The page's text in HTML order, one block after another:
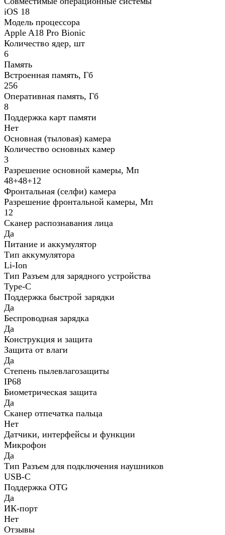
iOS 18
Модель процессора
Apple A18 Pro Bionic
Количество ядер, шт
6
Память
Встроенная память, Гб
256
Оперативная память, Гб
8
Поддержка карт памяти
Нет
Основная (тыловая) камера
Количество основных камер
3
Разрешение основной камеры, Мп
48+48+12
Фронтальная (селфи) камера
Разрешение фронтальной камеры, Мп
12
Сканер распознавания лица
Да
Питание и аккумулятор
Тип аккумулятора
Li-Ion
Тип Разъем для зарядного устройства
Type-C
Поддержка быстрой зарядки
Да
Беспроводная зарядка
Да
Конструкция и защита
Защита от влаги
Да
Степень пылевлагозащиты
IP68
Биометрическая защита
Да
Сканер отпечатка пальца
Нет
Датчики, интерфейсы и функции
Микрофон
Да
Тип Разъем для подключения наушников
USB-C
Поддержка OTG
Да
ИК-порт
Нет
Отзывы